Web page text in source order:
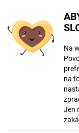
Na
na
Jen
Na tomto webu mohou
inteligence. Více